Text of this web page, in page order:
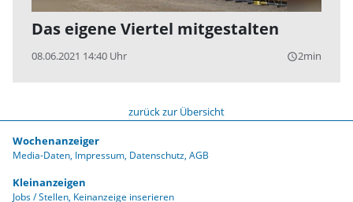
Das eigene Viertel mitgestalten
08.06.2021 14:40 Uhr query_builder2min
zurück zur Übersicht
Wochenanzeiger
Media-Daten Impressum Datenschutz AGB
Kleinanzeigen
Jobs / Stellen Keinanzeige inserieren